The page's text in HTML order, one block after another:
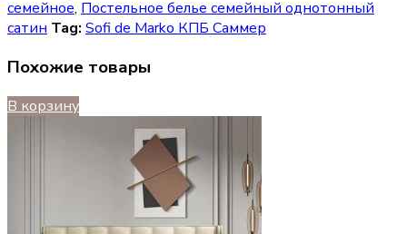
семейное, Постельное белье семейный однотонный
сатин Tag: Sofi de Marko КПБ Саммер
Похожие товары
В корзину